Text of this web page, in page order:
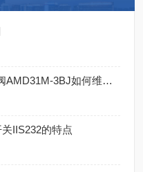
CKD喜开理无金属液体气控阀AMD31M-3BJ如何维修保养
IIS232的特点